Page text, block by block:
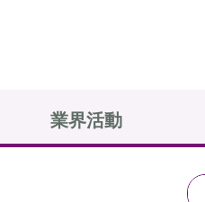
業界活動